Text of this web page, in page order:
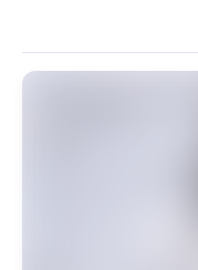
MiaoYin Original